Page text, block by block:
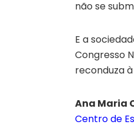
não se
E a
Congresso
reconduza
Ana Maria
Centro de